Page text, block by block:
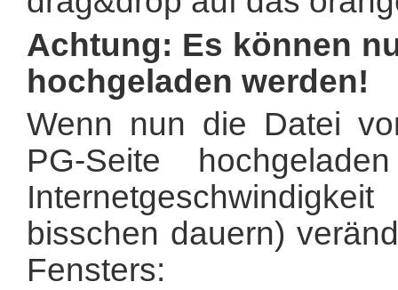
Achtung: Es können
hochgeladen werden!
Wenn nun die Datei
PG-Seite
bisschen dauern)
Fensters: